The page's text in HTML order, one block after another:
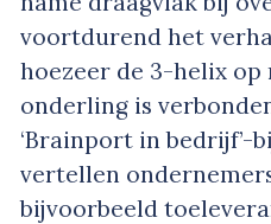
voortdurend het
hoezeer de 3-helix op
onderling is
‘Brainport in bedrijf’-
vertellen
bijvoorbeeld